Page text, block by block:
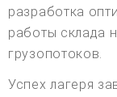
разработка
работы склада
грузопотоков.
Успех лагеря